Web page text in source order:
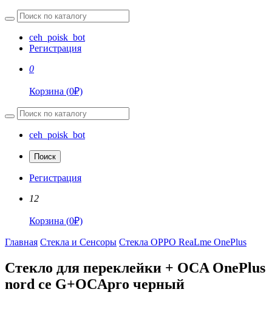
ceh_poisk_bot
Регистрация
0
Корзина (0₽)
ceh_poisk_bot
Поиск
Регистрация
12
Корзина (0₽)
Главная Стекла и Сенсоры Стекла OPPO ReaLme OnePlus
Стекло для переклейки + OCA OnePlus
nord ce G+OCApro черный